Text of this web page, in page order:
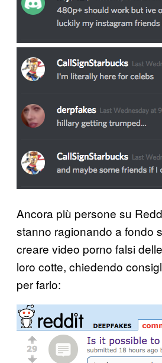
Ancora più persone su
stanno ragionando a fondo
creare video porno falsi
loro cotte, chiedendo
per farlo: